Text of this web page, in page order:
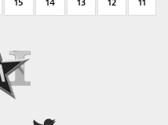
11
12
13
14
15